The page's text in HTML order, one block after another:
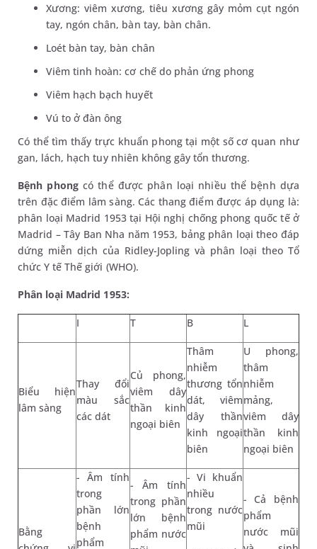
Xương: viêm xương, tiêu xương gây mỏm cụt ngón
tay, ngón chân, bàn tay, bàn chân.
Loét bàn tay, bàn chân
Viêm tinh hoàn: cơ chế do phản ứng phong
Viêm hạch bạch huyết
Vú to ở đàn ông
Có thể tìm thấy trực khuẩn phong tại một số cơ quan như
gan, lách, hạch tuy nhiên không gây tổn thương.
Bệnh phongcó thể được phân loại nhiều thể bệnh dựa
trên đặc điểm lâm sàng. Các thang điểm được áp dụng là:
phân loại Madrid 1953 tại Hội nghị chống phong quốc tế ở
Madrid – Tây Ban Nha năm 1953, bảng phân loại theo đáp
dứng miễn dịch của Ridley-Jopling và phân loại theo Tổ
chức Y tế Thế giới (WHO).
Phân loại Madrid 1953:
I T B L
Biểu hiện
lâm sàng
Thay đổi
màu sắc
các dát
Củ phong,
viêm dây
thần kinh
ngoại biên
Thâm
nhiễm
thương tổn
dát, viêm
dây thần
kinh ngoại
biên
U phong,
thâm
nhiễm
mảng,
viêm dây
thần kinh
ngoại biên
Bằng
- Âm tính
trong
phần lớn
bệnh
phẩm
- Âm tính
trong phần
lớn bệnh
phẩm nước
- Vi khuẩn
nhiều
trong nước
mũi
- Cả bệnh
phẩm
nước mũi